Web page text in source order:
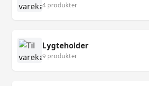
4 produkter
Lygteholder
9 produkter